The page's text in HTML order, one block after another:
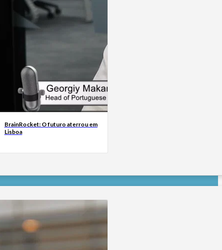
BrainRocket: O futuro aterrou em
Lisboa